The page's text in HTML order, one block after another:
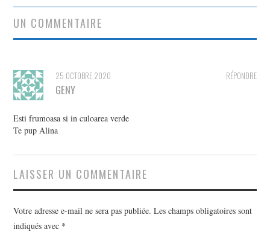
UN COMMENTAIRE
RÉPONDRE
25 OCTOBRE 2020
GENY
Esti frumoasa si in culoarea verde
Te pup Alina
LAISSER UN COMMENTAIRE
Votre adresse e-mail ne sera pas publiée. Les champs obligatoires sont
indiqués avec *